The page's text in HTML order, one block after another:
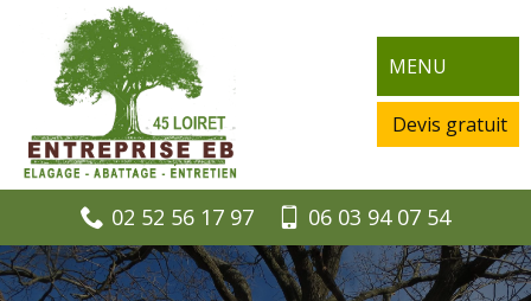
MENU
Devis gratuit
02 52 56 17 97 06 03 94 07 54